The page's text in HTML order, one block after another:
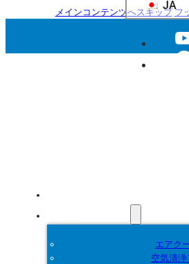
メインコンテンツへスキップフ
JA
エアク
空気清浄